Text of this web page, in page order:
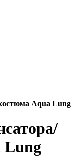
Aqua Lung
Lung